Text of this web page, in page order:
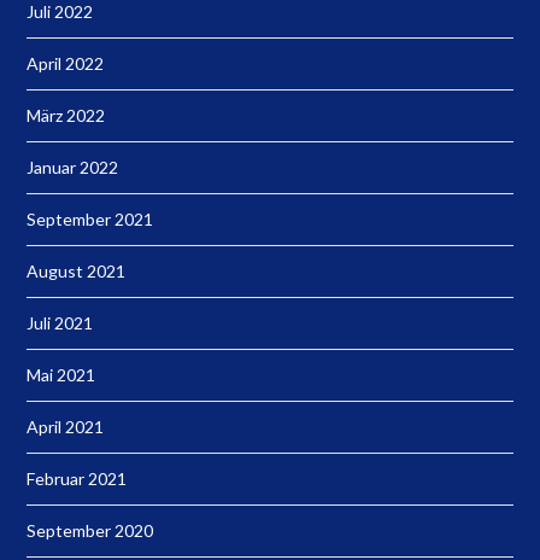
Juli 2022
April 2022
März 2022
Januar 2022
September 2021
August 2021
Juli 2021
Mai 2021
April 2021
Februar 2021
September 2020